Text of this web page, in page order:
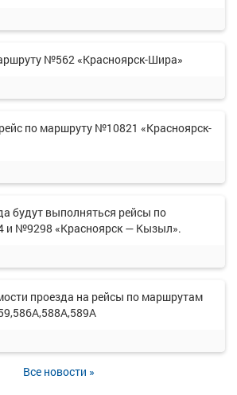
№562 «Красноярск-Шира»
по маршруту №10821 «Красноярск-
будут выполняться рейсы по
№9298 «Красноярск — Кызыл».
проезда на рейсы по маршрутам
Все новости »